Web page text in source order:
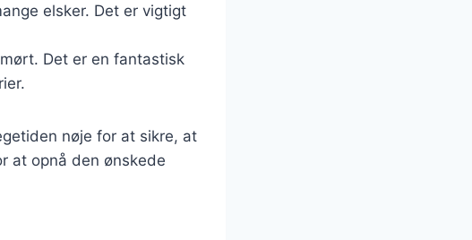
elsker. Det er vigtigt
Det er en fantastisk
nøje for at sikre, at
at opnå den ønskede